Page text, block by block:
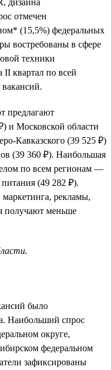
отмечен
(15,5%) федеральных
востребованы в сфере
техники
квартал по всей
предлагают
и Московской области
Кавказского (39 525 ₽)
(39 360 ₽). Наибольшая
по всем регионам —
(49 282 ₽).
рекламы,
получают меньше
было
Наибольший спрос
округе,
федеральном
зафиксированы